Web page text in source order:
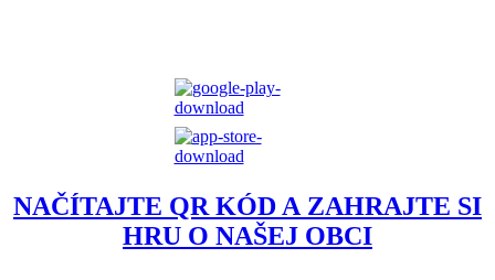
NAČÍTAJTE QR KÓD A ZAHRAJTE SI
HRU O NAŠEJ OBCI